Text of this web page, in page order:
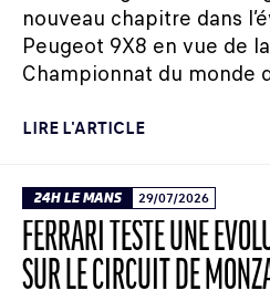
nouveau chapitre dans
Peugeot 9X8 en vue de
Championnat du monde
LIRE L'ARTICLE
24H LE MANS 29/07/2026
FERRARI TESTE UNE
SUR LE CIRCUIT DE